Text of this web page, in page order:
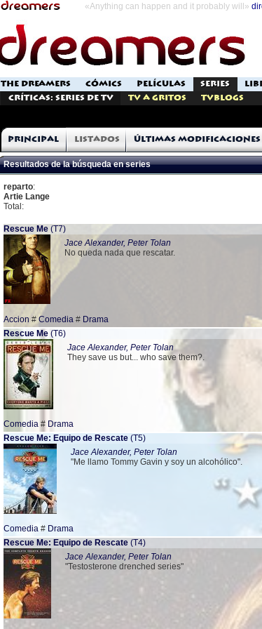
«Anything can happen and it probably will»
THE DREAMERS CÓMICS PELÍCULAS SERIES
Críticas: Series de TV
TV a Gritos TVblogs
Principal Listados Últimas modificaciones
Resultados de la búsqueda en series
reparto:
Artie Lange
Total:
Rescue Me (T7)
Jace Alexander, Peter Tolan
No queda nada que rescatar.
Accion # Comedia # Drama
Rescue Me (T6)
Jace Alexander, Peter Tolan
They save us but... who save them?.
Comedia # Drama
Rescue Me: Equipo de Rescate (T5)
Jace Alexander, Peter Tolan
"Me llamo Tommy Gavin y soy un alcohólico".
Comedia # Drama
Rescue Me: Equipo de Rescate (T4)
Jace Alexander, Peter Tolan
"Testosterone drenched series"